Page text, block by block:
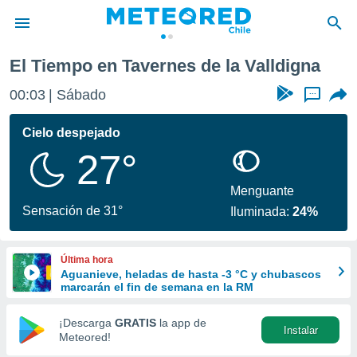
de
por
se
calidad.
a este
las
y
forma
digital
basada
El Tiempo en Tavernes de la Valldigna
00:03 Sábado ...
Cielo despejado
27°
Sensación de 31°
Menguante
Iluminada:24%
Última hora
Aguanieve, heladas de hasta -3 °C y chubascos
marcarán el fin de semana en la RM
¡Descarga GRATIS la app de
Meteored!
Instalar